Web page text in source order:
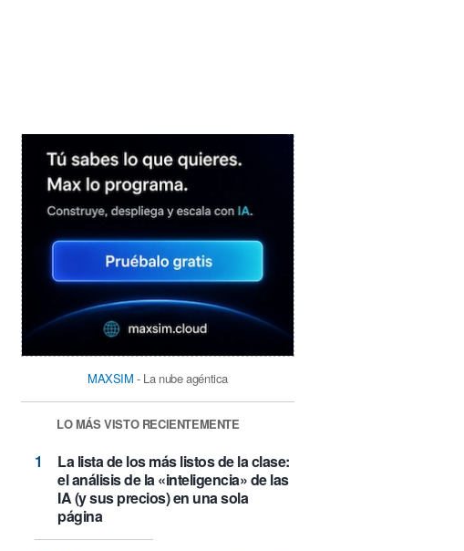
MAXSIM - La nube agéntica
LO MÁS VISTO RECIENTEMENTE
La lista de los más listos de la clase:
el análisis de la «inteligencia» de las
IA (y sus precios) en una sola
página